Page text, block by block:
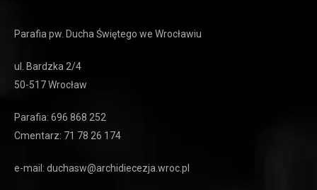
Parafia pw. Ducha Świętego we Wrocławiu
ul. Bardzka 2/4
50-517 Wrocław
Parafia: 696 868 252
Cmentarz: 71 78 26 174
e-mail: duchasw@archidiecezja.wroc.pl